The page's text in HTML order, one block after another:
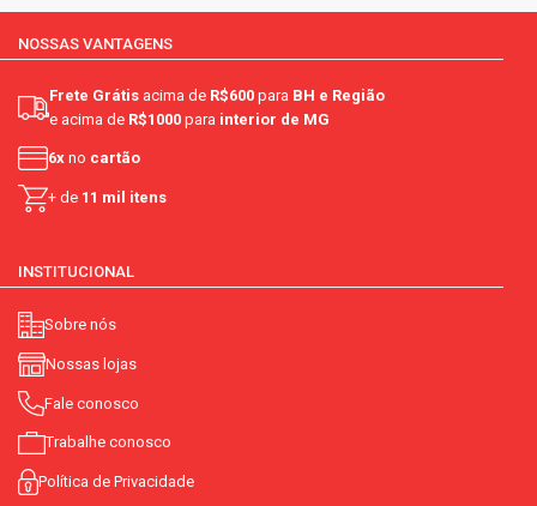
NOSSAS VANTAGENS
Frete Grátis acima de R$600 para BH e Região
e acima de R$1000 para interior de MG
6x no cartão
+ de 11 mil itens
INSTITUCIONAL
Sobre nós
Nossas lojas
Fale conosco
Trabalhe conosco
Política de Privacidade